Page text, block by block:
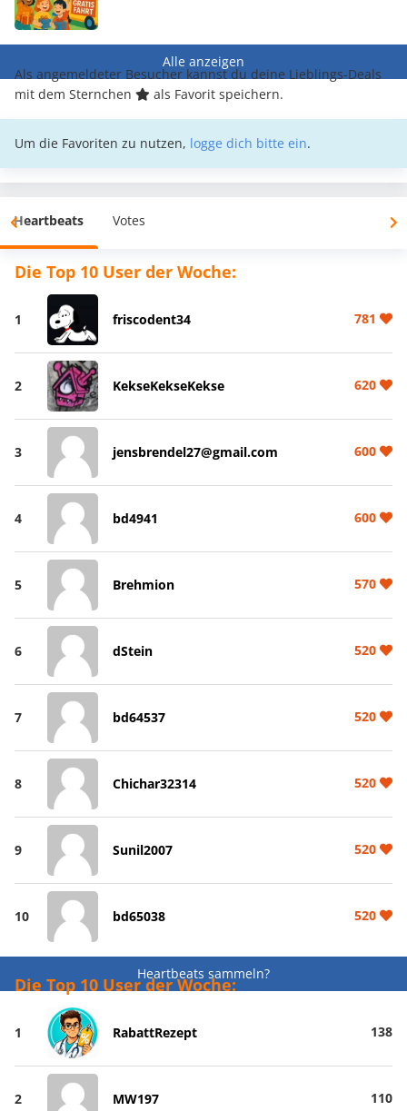
Alle anzeigen
Als angemeldeter Besucher kannst du deine Lieblings-Deals
mit dem Sternchen
als Favorit speichern.
Um die Favoriten zu nutzen, logge dich bitte ein.
Heartbeats Votes
Die Top 10 User der Woche:
1 friscodent34 781
2 KekseKekseKekse 620
3 jensbrendel27@gmail.com 600
4 bd4941 600
5 Brehmion 570
6 dStein 520
7 bd64537 520
8 Chichar32314 520
9 Sunil2007 520
10 bd65038 520
Heartbeats sammeln?
Die Top 10 User der Woche:
1 RabattRezept 138
2 MW197 110